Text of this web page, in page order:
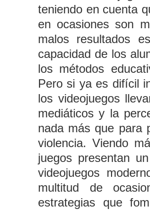
teniendo en cuenta
en ocasiones son
malos resultados
capacidad de los
los métodos
Pero si ya es difícil
los videojuegos
mediáticos y la
nada más que para
violencia. Viendo
juegos presentan
videojuegos
multitud de
estrategias que